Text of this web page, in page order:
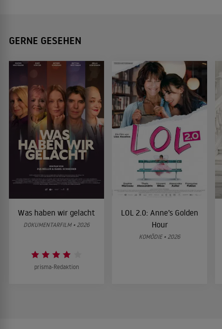
GERNE GESEHEN
Was haben wir gelacht
DOKUMENTARFILM • 2026
prisma-Redaktion
LOL 2.0: Anne’s Golden
Hour
KOMÖDIE • 2026